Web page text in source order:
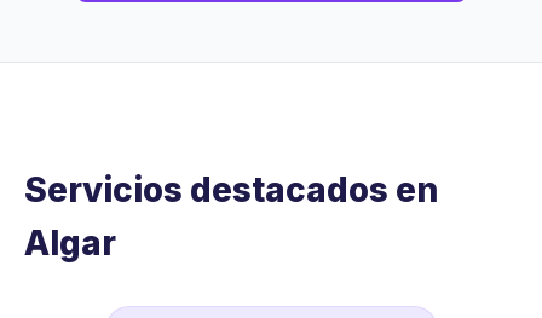
Servicios destacados en
Algar